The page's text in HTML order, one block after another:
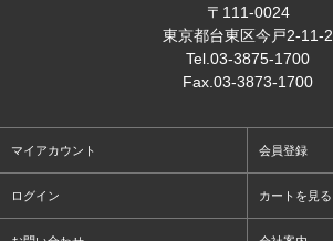
〒111-0024
東京都台東区今戸2-11-2
Tel .03-3875-1700
Fax .03-3873-1700
マイアカウント 会員登録
ログイン カートを見る